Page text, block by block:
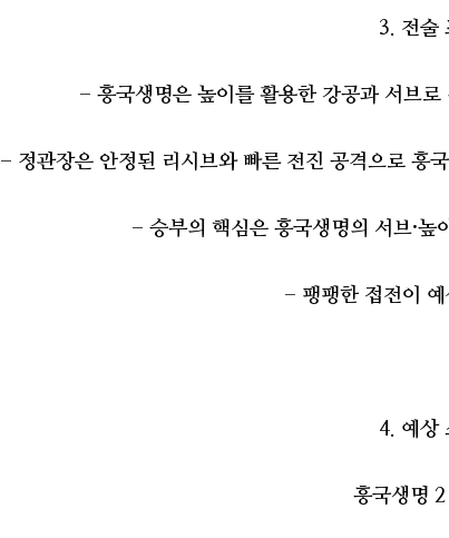
3. 전술
- 흥국생명은 높이를 활용한 강공과 서브
- 정관장은 안정된 리시브와 빠른 전진 공격으로 흥
- 승부의 핵심은 흥국생명의 서브·높
- 팽팽한 접전이 예
4. 예상
흥국생명